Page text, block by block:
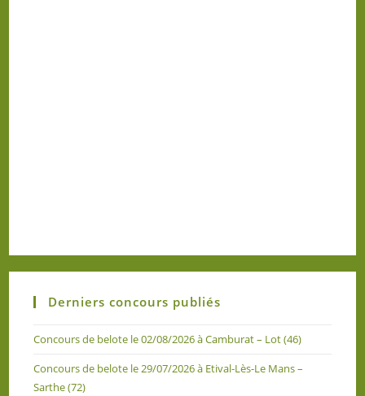
Derniers concours publiés
Concours de belote le 02/08/2026 à Camburat – Lot (46)
Concours de belote le 29/07/2026 à Etival-Lès-Le Mans –
Sarthe (72)